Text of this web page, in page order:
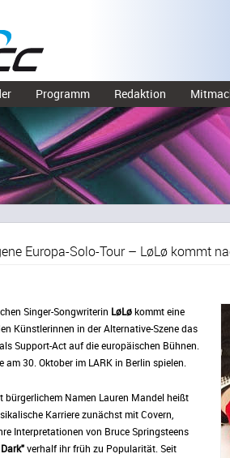
Programm Redaktion
Europa-Solo-Tour – LøLø kommt
Singer-Songwriterin LøLøkommt eine
Künstlerinnen in der Alternative-Szene das
Support-Act auf die europäischen Bühnen.
am 30. Oktober im LARK in Berlin spielen.
bürgerlichem Namen Lauren Mandel heißt
Karriere zunächst mit Covern,
Interpretationen von Bruce Springsteens
verhalf ihr früh zu Popularität. Seit